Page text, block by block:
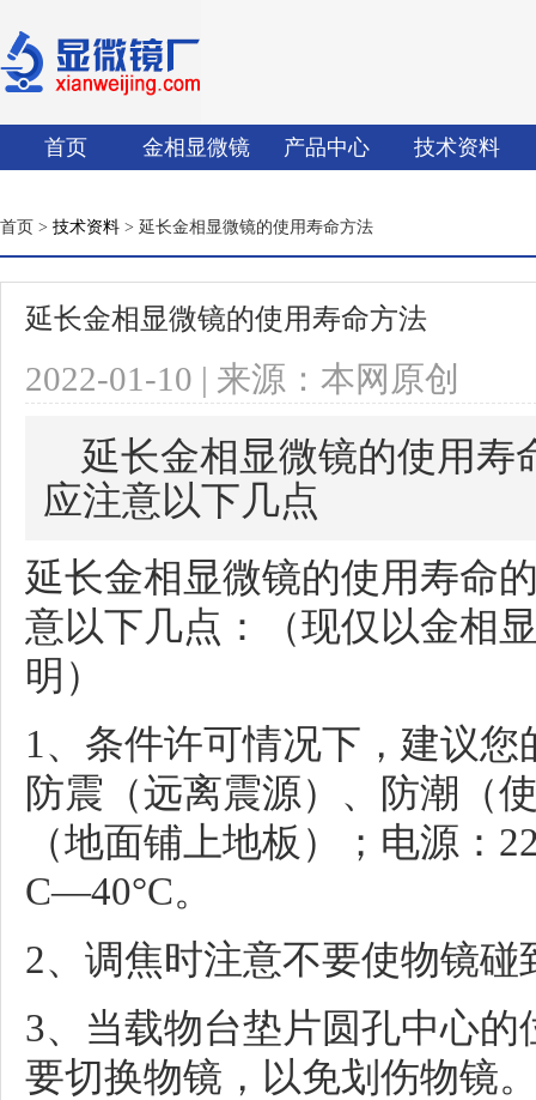
首页 金相显微镜 产品中心 技术资料
首页 > 技术资料 > 延长金相显微镜的使用寿命方法
延长金相显微镜的使用寿命方法
2022-01-10 | 来源：本网原创
延长金相显微镜的使用寿
应注意以下几点
延长金相显微镜的使用寿命
意以下几点：（现仅以金相
明）
1、条件许可情况下，建议
防震（远离震源）、防潮（
（地面铺上地板）；电源：
C—40°C。
2、调焦时注意不要使物镜
3、当载物台垫片圆孔中心
要切换物镜，以免划伤物镜